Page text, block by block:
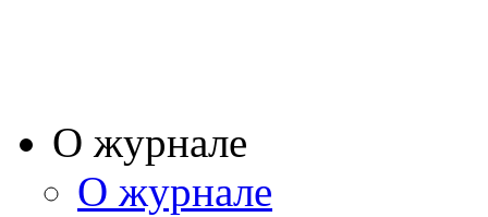
О журнале
О журнале